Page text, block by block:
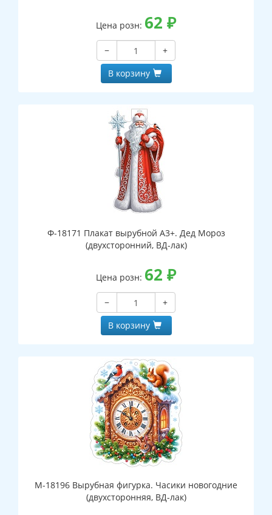
Цена розн: 62 ₽
−
+
В корзину
Ф-18171 Плакат вырубной А3+. Дед Мороз
(двухсторонний, ВД-лак)
Цена розн: 62 ₽
−
+
В корзину
М-18196 Вырубная фигурка. Часики новогодние
(двухсторонняя, ВД-лак)